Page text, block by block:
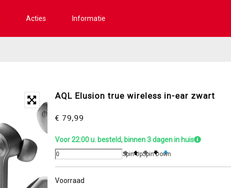
Acties Informatie
AQL Elusion true wireless in-ear zwart
€ 79,99
Voor 22.00 u. besteld, binnen 3 dagen in huis
Spin UpSpin Down
Voorraad